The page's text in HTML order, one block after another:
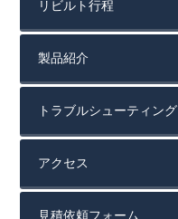
リビルト行程
製品紹介
トラブルシューティング
アクセス
見積依頼フォーム